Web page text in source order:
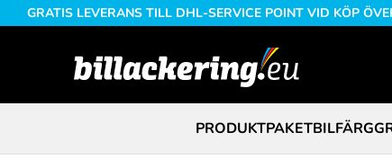
GRATIS LEVERANS TILL DHL-SERVICE POINT VID KÖP
PRODUKTPAKETBILFÄRG